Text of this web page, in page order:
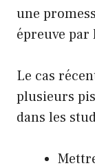
une
épreuve
Le cas
plusieurs
dans les